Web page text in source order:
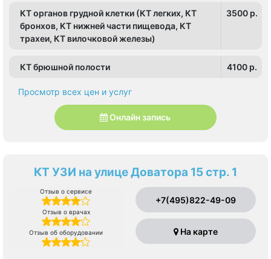
КТ органов грудной клетки (КТ легких, КТ
бронхов, КТ нижней части пищевода, КТ
трахеи, КТ вилочковой железы)
3500 p.
КТ брюшной полости 4100 p.
Просмотр всех цен и услуг
Онлайн запись
КТ УЗИ на улице Доватора 15 стр. 1
Отзыв о сервисе
Отзыв о врачах
Отзыв об оборудовании
+7(495)822-49-09
На карте